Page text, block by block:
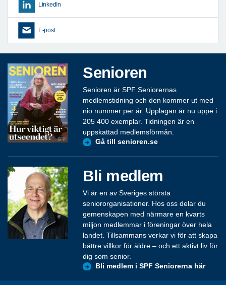
LinkedIn
E-post
Senioren
Senioren är SPF Seniorernas
medlemstidning och den kommer ut med
nio nummer per år. Upplagan är nu uppe i
205 400 exemplar. Tidningen är en
uppskattad medlemsförmån.
Gå till senioren.se
Bli medlem
Vi är en av Sveriges största
seniororganisationer. Hos oss delar du
gemenskapen med närmare en kvarts
miljon medlemmar i föreningar över hela
landet. Tillsammans verkar vi för att skapa
bättre villkor för äldre – och ett aktivt liv för
dig som senior.
Bli medlem i SPF Seniorerna här